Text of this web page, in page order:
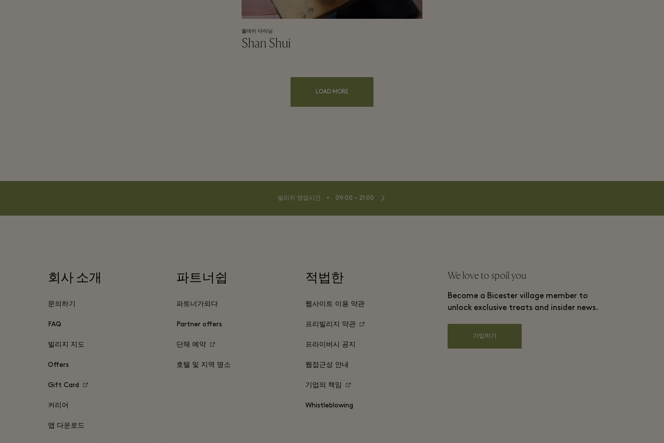
올데이 다이닝
Shan Shui
LOAD MORE
빌리지 영업시간 ⬩ 09:00 – 21:00
회사 소개
문의하기
FAQ
빌리지 지도
Offers
Gift Card
커리어
앱 다운로드
파트너쉽
파트너가되다
Partner offers
단체 예약
호텔 및 지역 명소
적법한
웹사이트 이용 약관
프리빌리지 약관
프라이버시 공지
웹접근성 안내
기업의 책임
Whistleblowing
We love to spoil you
Become a Bicester village member to
unlock exclusive treats and insider news.
가입하기